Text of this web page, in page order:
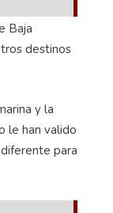
Baja
destinos
y la
le han valido
para